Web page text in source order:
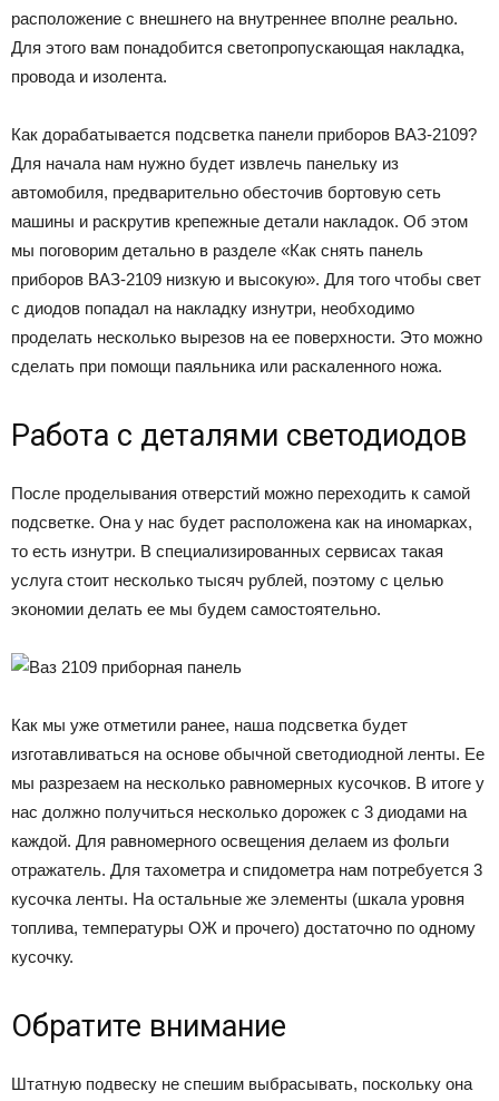
расположение с внешнего на внутреннее вполне реально.
Для этого вам понадобится светопропускающая накладка,
провода и изолента.
Как дорабатывается подсветка панели приборов ВАЗ-2109?
Для начала нам нужно будет извлечь панельку из
автомобиля, предварительно обесточив бортовую сеть
машины и раскрутив крепежные детали накладок. Об этом
мы поговорим детально в разделе «Как снять панель
приборов ВАЗ-2109 низкую и высокую». Для того чтобы свет
с диодов попадал на накладку изнутри, необходимо
проделать несколько вырезов на ее поверхности. Это можно
сделать при помощи паяльника или раскаленного ножа.
Работа с деталями светодиодов
После проделывания отверстий можно переходить к самой
подсветке. Она у нас будет расположена как на иномарках,
то есть изнутри. В специализированных сервисах такая
услуга стоит несколько тысяч рублей, поэтому с целью
экономии делать ее мы будем самостоятельно.
Как мы уже отметили ранее, наша подсветка будет
изготавливаться на основе обычной светодиодной ленты. Ее
мы разрезаем на несколько равномерных кусочков. В итоге у
нас должно получиться несколько дорожек с 3 диодами на
каждой. Для равномерного освещения делаем из фольги
отражатель. Для тахометра и спидометра нам потребуется 3
кусочка ленты. На остальные же элементы (шкала уровня
топлива, температуры ОЖ и прочего) достаточно по одному
кусочку.
Обратите внимание
Штатную подвеску не спешим выбрасывать, поскольку она